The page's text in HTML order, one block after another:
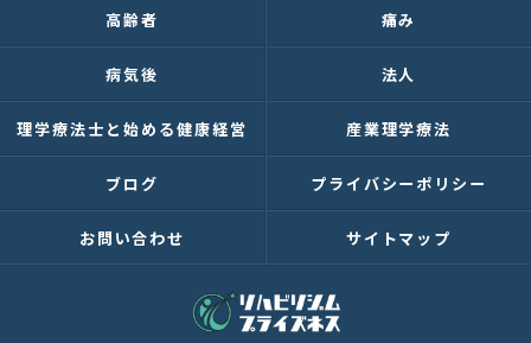
高齢者 痛み
病気後 法人
理学療法士と始める健康経営 産業理学療法
ブログ プライバシーポリシー
お問い合わせ サイトマップ